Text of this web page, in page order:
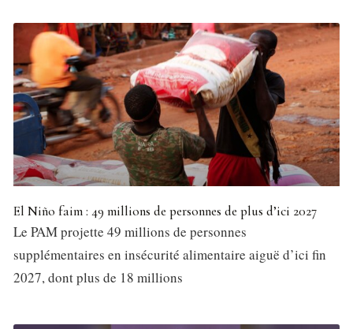
El Niño faim : 49 millions de personnes de plus d’ici 2027
Le PAM projette 49 millions de personnes
supplémentaires en insécurité alimentaire aiguë d’ici fin
2027, dont plus de 18 millions